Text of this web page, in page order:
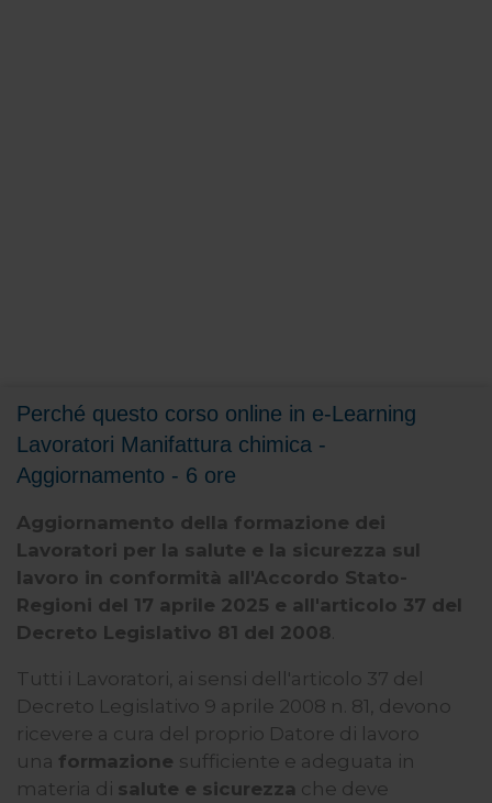
Perché questo corso online in e-Learning
Lavoratori Manifattura chimica -
Aggiornamento - 6 ore
Aggiornamento della formazione dei
Lavoratori per la salute e la sicurezza sul
lavoro in conformità all'Accordo Stato-
Regioni del 17 aprile 2025 e all'articolo 37 del
Decreto Legislativo 81 del 2008
Tutti i Lavoratori, ai sensi dell'articolo 37 del
Decreto Legislativo 9 aprile 2008 n. 81, devono
ricevere a cura del proprio Datore di lavoro
una formazione sufficiente e adeguata in
materia di salute e sicurezza che deve